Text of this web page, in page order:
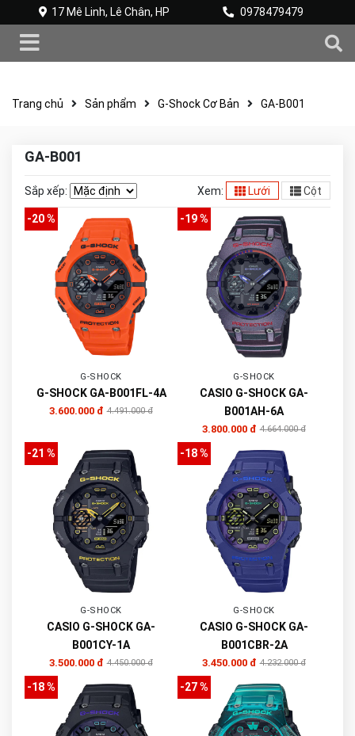
17 Mê Linh, Lê Chân, HP 0978479479
Trang chủ Sản phẩm G-Shock Cơ Bản GA-B001
GA-B001
Sắp xếp: Xem: Lưới Cột
-20 %
G-SHOCK
G-SHOCK GA-B001FL-4A
3.600.000 đ 4.491.000 đ
-19 %
G-SHOCK
CASIO G-SHOCK GA-
B001AH-6A
3.800.000 đ 4.664.000 đ
-21 %
G-SHOCK
CASIO G-SHOCK GA-
B001CY-1A
3.500.000 đ 4.450.000 đ
-18 %
G-SHOCK
CASIO G-SHOCK GA-
B001CBR-2A
3.450.000 đ 4.232.000 đ
-18 % -27 %